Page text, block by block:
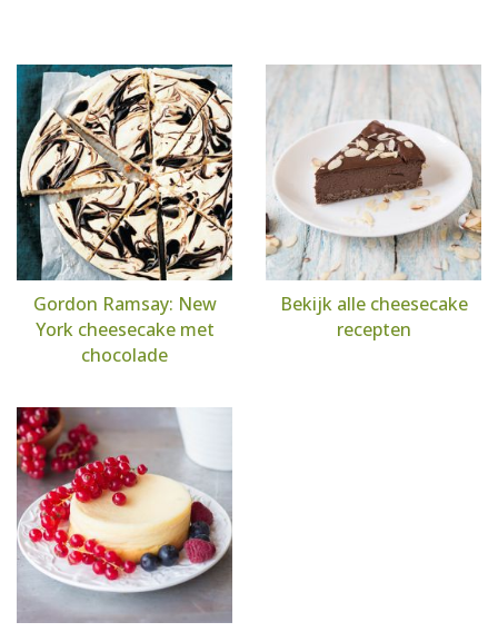
Gordon Ramsay: New
York cheesecake met
chocolade
Bekijk alle cheesecake
recepten